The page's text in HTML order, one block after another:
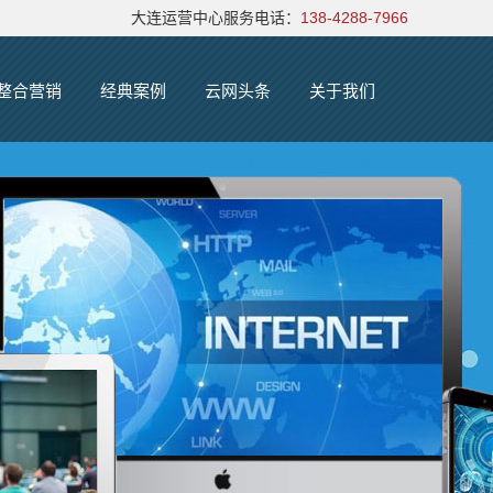
大连运营中心服务电话： 138-4288-7966
合营销 经典案例 云网头条 关于我们